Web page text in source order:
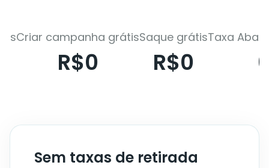
Criar campanha grátis
R$0
Saque grátis
R$0
Taxa
Sem taxas de retirada